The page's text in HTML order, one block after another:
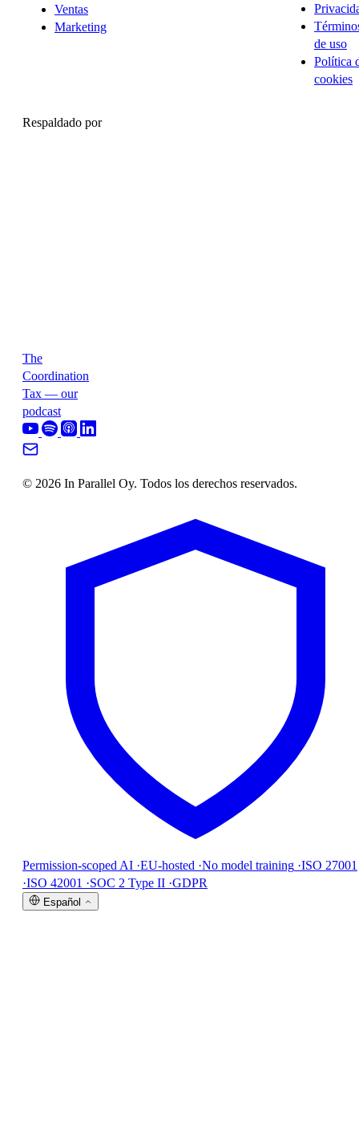
Ventas
Marketing
de uso
Política
cookies
Respaldado por
The
Coordination
Tax — our
podcast
© 2026 In Parallel Oy. Todos los derechos reservados.
Permission-scoped AI ·EU-hosted ·No model training ·ISO 27001
·ISO 42001 ·SOC 2 Type II ·GDPR
Español